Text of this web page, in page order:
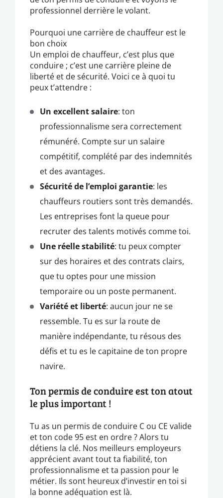
professionnel derrière le volant.
Pourquoi une carrière de chauffeur est le
bon choix
Un emploi de chauffeur, c’est plus que
conduire ; c’est une carrière pleine de
liberté et de sécurité. Voici ce à quoi tu
peux t’attendre :
Un excellent salaire: ton
professionnalisme sera correctement
rémunéré. Compte sur un salaire
compétitif, complété par des indemnités
et des avantages.
Sécurité de l’emploi garantie: les
chauffeurs routiers sont très demandés.
Les entreprises font la queue pour
recruter des talents motivés comme toi.
Une réelle stabilité: tu peux compter
sur des horaires et des contrats clairs,
que tu optes pour une mission
temporaire ou un poste permanent.
Variété et liberté: aucun jour ne se
ressemble. Tu es sur la route de
manière indépendante, tu résous des
défis et tu es le capitaine de ton propre
navire.
Ton permis de conduire est ton atout
le plus important !
Tu as un permis de conduire C ou CE valide
et ton code 95 est en ordre ? Alors tu
détiens la clé. Nos meilleurs employeurs
apprécient avant tout ta fiabilité, ton
professionnalisme et ta passion pour le
métier. Ils sont heureux d’investir en toi si
la bonne adéquation est là.